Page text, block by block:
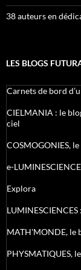
38 auteurs en
LES BLOGS
Carnets de bord
CIELMANIA : le
ciel
COSMOGONIES,
e-
Explora
MATH'MONDE, le
PHYSMATIQUES,